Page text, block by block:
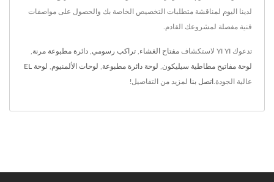
لدينا اليوم لمناقشة متطلبات التخصيص الخاصة بك والحصول على مواصفات
فنية مفصلة لمشروعك القادم.
تدعوك YI YI لاستكشاف مفتاح الغشاء تراكب رسومي دائرة مطبوعة مرنة
لوحة مفاتيح مطاطية سيليكون لوحة دائرة مطبوعة لوحات الألمنيوم لوحة EL
عالية الجودة. اتصل بنا لمزيد من التفاصيل!